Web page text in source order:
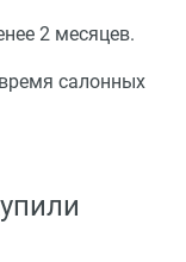
2 месяцев.
салонных